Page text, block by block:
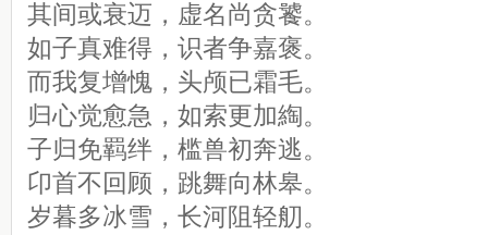
其间或衰迈，虚名尚贪饕。
如子真难得，识者争嘉褒。
而我复增愧，头颅已霜毛。
归心觉愈急，如索更加綯。
子归免羁绊，槛兽初奔逃。
卬首不回顾，跳舞向林皋。
岁暮多冰雪，长河阻轻舠。